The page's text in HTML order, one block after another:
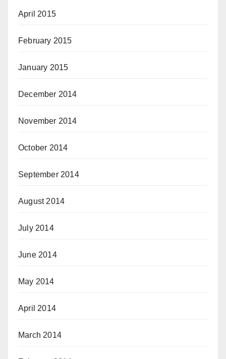
April 2015
February 2015
January 2015
December 2014
November 2014
October 2014
September 2014
August 2014
July 2014
June 2014
May 2014
April 2014
March 2014